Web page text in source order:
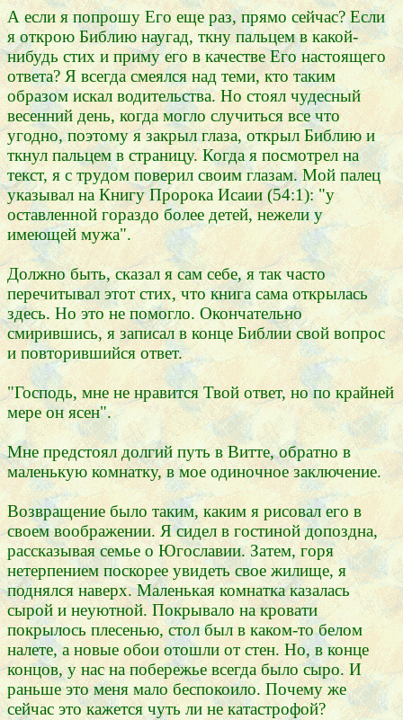
А если я попрошу Его еще раз, прямо сейчас? Если
я открою Библию наугад, ткну пальцем в какой-
нибудь стих и приму его в качестве Его настоящего
ответа? Я всегда смеялся над теми, кто таким
образом искал водительства. Но стоял чудесный
весенний день, когда могло случиться все что
угодно, поэтому я закрыл глаза, открыл Библию и
ткнул пальцем в страницу. Когда я посмотрел на
текст, я с трудом поверил своим глазам. Мой палец
указывал на Книгу Пророка Исаии (54:1): "у
оставленной гораздо более детей, нежели у
имеющей мужа".
Должно быть, сказал я сам себе, я так часто
перечитывал этот стих, что книга сама открылась
здесь. Но это не помогло. Окончательно
смирившись, я записал в конце Библии свой вопрос
и повторившийся ответ.
"Господь, мне не нравится Твой ответ, но по крайней
мере он ясен".
Мне предстоял долгий путь в Витте, обратно в
маленькую комнатку, в мое одиночное заключение.
Возвращение было таким, каким я рисовал его в
своем воображении. Я сидел в гостиной допоздна,
рассказывая семье о Югославии. Затем, горя
нетерпением поскорее увидеть свое жилище, я
поднялся наверх. Маленькая комнатка казалась
сырой и неуютной. Покрывало на кровати
покрылось плесенью, стол был в каком-то белом
налете, а новые обои отошли от стен. Но, в конце
концов, у нас на побережье всегда было сыро. И
раньше это меня мало беспокоило. Почему же
сейчас это кажется чуть ли не катастрофой?